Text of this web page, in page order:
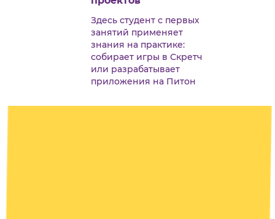
Здесь студент с первых
занятий применяет
знания на практике:
собирает игры в Скретч
или разрабатывает
приложения на Питон